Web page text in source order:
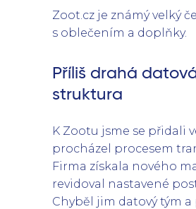
Zoot.cz je známý velký
s oblečením a doplňky.
Příliš drahá
struktura
K Zootu jsme se přidali
procházel procesem
Firma získala nového
revidoval nastavené
Chyběl jim datový tým a